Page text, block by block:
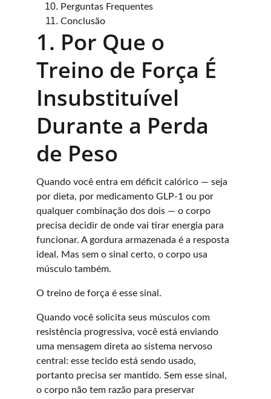
Perguntas Frequentes
Conclusão
1. Por Que o
Treino de Força É
Insubstituível
Durante a Perda
de Peso
Quando você entra em déficit calórico — seja
por dieta, por medicamento GLP-1 ou por
qualquer combinação dos dois — o corpo
precisa decidir de onde vai tirar energia para
funcionar. A gordura armazenada é a resposta
ideal. Mas sem o sinal certo, o corpo usa
músculo também.
O treino de força é esse sinal.
Quando você solicita seus músculos com
resistência progressiva, você está enviando
uma mensagem direta ao sistema nervoso
central: esse tecido está sendo usado,
portanto precisa ser mantido. Sem esse sinal,
o corpo não tem razão para preservar